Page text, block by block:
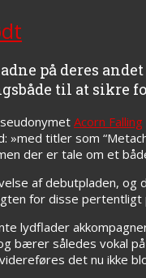
på deres
til at sikre
Acorn Falling
»med titler som
der er tale om et
af debutpladen,
for disse
lydflader
bærer således vokal
det nu ikke